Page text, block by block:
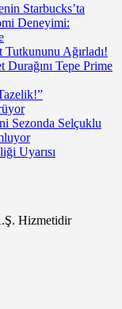
Starbucks’ta
Deneyimi:
Ağırladı!
Tepe Prime
Sezonda Selçuklu
Uyarısı
Hizmetidir